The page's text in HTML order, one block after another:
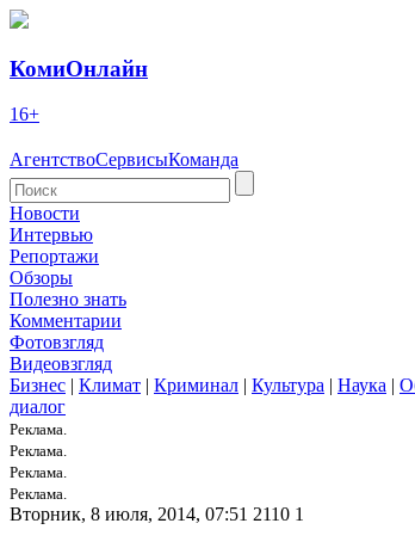
КомиОнлайн
16+
АгентствоСервисыКоманда
Новости
Интервью
Репортажи
Обзоры
Полезно знать
Комментарии
Фотовзгляд
Видеовзгляд
Бизнес | Климат | Криминал | Культура | Наука |
диалог
Реклама.
Реклама.
Реклама.
Реклама.
Вторник, 8 июля, 2014, 07:51 2110 1